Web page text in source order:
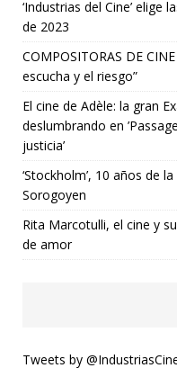
‘Industrias del Cine’ elige
de 2023
COMPOSITORAS DE
escucha y el riesgo”
El cine de Adèle: la gran
deslumbrando en
justicia’
‘Stockholm’, 10 años de
Sorogoyen
Rita Marcotulli, el cine y
de amor
Tweets by